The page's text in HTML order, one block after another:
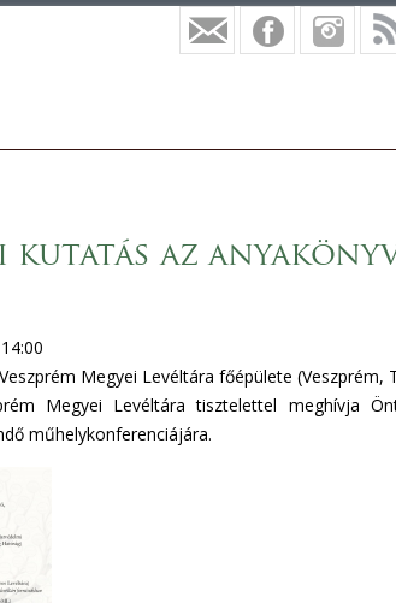
az
14:00
Megyei Levéltára főépülete (Veszprém,
Megyei Levéltára tisztelettel meghívja
műhelykonferenciájára.